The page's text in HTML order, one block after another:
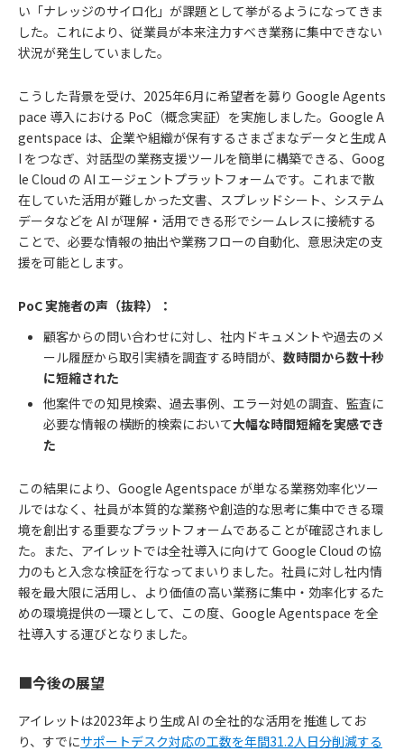
い「ナレッジのサイロ化」が課題として挙がるようになってきま
した。これにより、従業員が本来注力すべき業務に集中できない
状況が発生していました。
こうした背景を受け、2025年6月に希望者を募り Google Agents
pace 導入における PoC（概念実証）を実施しました。Google A
gentspace は、企業や組織が保有するさまざまなデータと生成 A
I をつなぎ、対話型の業務支援ツールを簡単に構築できる、Goog
le Cloud の AI エージェントプラットフォームです。これまで散
在していた活用が難しかった文書、スプレッドシート、システム
データなどを AI が理解・活用できる形でシームレスに接続する
ことで、必要な情報の抽出や業務フローの自動化、意思決定の支
援を可能とします。
PoC 実施者の声（抜粋）：
顧客からの問い合わせに対し、社内ドキュメントや過去のメ
ール履歴から取引実績を調査する時間が、 数時間から数十秒
に短縮された
他案件での知見検索、過去事例、エラー対処の調査、監査に
必要な情報の横断的検索において大幅な時間短縮を実感でき
た
この結果により、Google Agentspace が単なる業務効率化ツー
ルではなく、社員が本質的な業務や創造的な思考に集中できる環
境を創出する重要なプラットフォームであることが確認されまし
た。また、アイレットでは全社導入に向けて Google Cloud の協
力のもと入念な検証を行なってまいりました。社員に対し社内情
報を最大限に活用し、より価値の高い業務に集中・効率化するた
めの環境提供の一環として、この度、Google Agentspace を全
社導入する運びとなりました。
■今後の展望
アイレットは2023年より生成 AI の全社的な活用を推進してお
り、すでにサポートデスク対応の工数を年間31.2人日分削減する